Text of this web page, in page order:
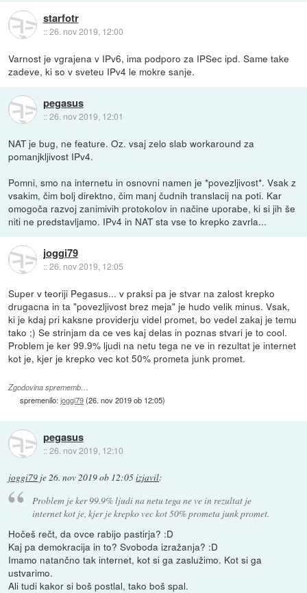
starfotr
::26. nov 2019, 12:00
Varnost je vgrajena v IPv6, ima podporo za IPSec ipd. Same take
zadeve, ki so v sveteu IPv4 le mokre sanje.
pegasus
::26. nov 2019, 12:01
NAT je bug, ne feature. Oz. vsaj zelo slab workaround za
pomanjkljivost IPv4.
Pomni, smo na internetu in osnovni namen je *povezljivost*. Vsak z
vsakim, čim bolj direktno, čim manj čudnih translacij na poti. Kar
omogoča razvoj zanimivih protokolov in načine uporabe, ki si jih še
niti ne predstavljamo. IPv4 in NAT sta vse to krepko zavrla...
joggi79
::26. nov 2019, 12:05
Super v teoriji Pegasus... v praksi pa je stvar na zalost krepko
drugacna in ta "povezljivost brez meja" je hudo velik minus. Vsak,
ki je kdaj pri kaksne providerju videl promet, bo vedel zakaj je temu
tako ;) Se strinjam da ce ves kaj delas in poznas stvari je to cool.
Problem je ker 99.9% ljudi na netu tega ne ve in rezultat je internet
kot je, kjer je krepko vec kot 50% prometa junk promet.
Zgodovina sprememb…
spremenilo:joggi79(26. nov 2019 ob 12:05)
pegasus
::26. nov 2019, 12:10
joggi79 je26. nov 2019 ob 12:05izjavil:
Problem je ker 99.9% ljudi na netu tega ne ve in rezultat je
internet kot je, kjer je krepko vec kot 50% prometa junk promet.
Hočeš rečt, da ovce rabijo pastirja? :D
Kaj pa demokracija in to? Svoboda izražanja? :D
Imamo natančno tak internet, kot si ga zaslužimo. Kot si ga
ustvarimo.
Ali tudi kakor si boš postlal, tako boš spal.